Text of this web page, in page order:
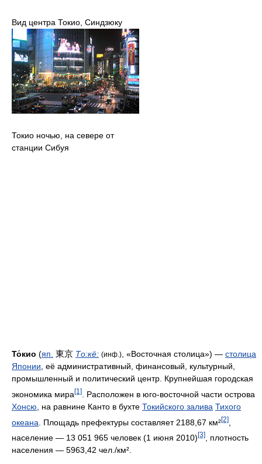
Вид центра Токио, Синдзюку
Токио ночью, на севере от
станции Сибуя
То́кио (яп. 東京 То:кё: (инф.) , «Восточная столица») — столица
Японии , её административный, финансовый, культурный,
промышленный и политический центр. Крупнейшая городская
экономика мира[1]
. Расположен в юго-восточной части острова
Хонсю , на равнине Канто в бухте Токийского залива Тихого
океана . Площадь префектуры составляет 2188,67 км²[2]
население — 13 051 965 человек (1 июня 2010) [3]
, плотность
населения — 5963,42 чел./км².